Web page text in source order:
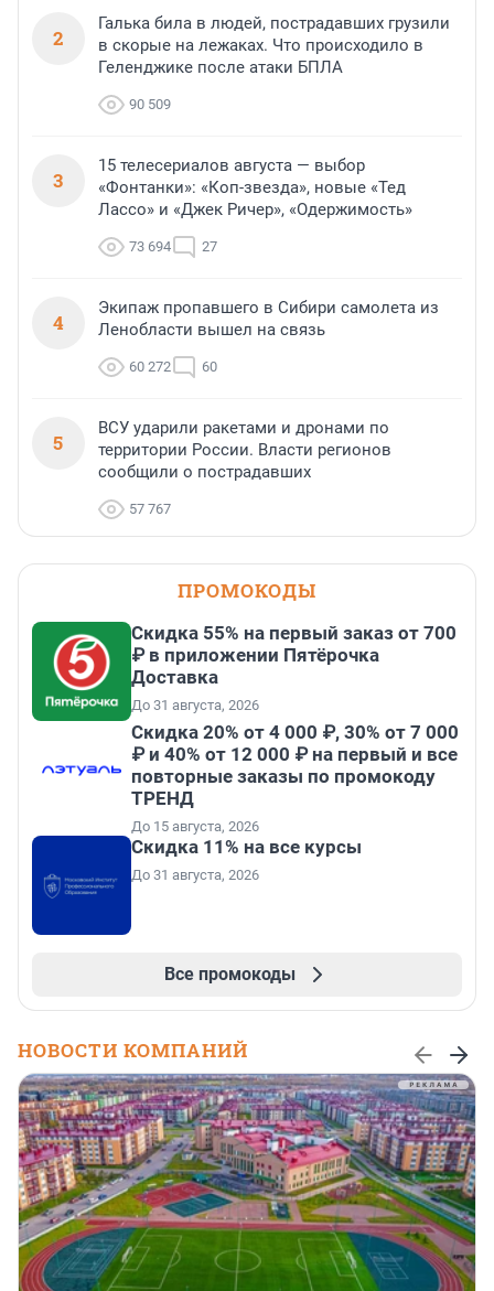
2
Галька била в людей, пострадавших грузили
в скорые на лежаках. Что происходило в
Геленджике после атаки БПЛА
90 509
3
15 телесериалов августа — выбор
«Фонтанки»: «Коп-звезда», новые «Тед
Лассо» и «Джек Ричер», «Одержимость»
73 694 27
4
Экипаж пропавшего в Сибири самолета из
Ленобласти вышел на связь
60 272 60
5
ВСУ ударили ракетами и дронами по
территории России. Власти регионов
сообщили о пострадавших
57 767
ПРОМОКОДЫ
Скидка 55% на первый заказ от 700
₽ в приложении Пятёрочка
Доставка
До 31 августа, 2026
Скидка 20% от 4 000 ₽, 30% от 7 000
₽ и 40% от 12 000 ₽ на первый и все
повторные заказы по промокоду
ТРЕНД
До 15 августа, 2026
Скидка 11% на все курсы
До 31 августа, 2026
Все промокоды
НОВОСТИ КОМПАНИЙ